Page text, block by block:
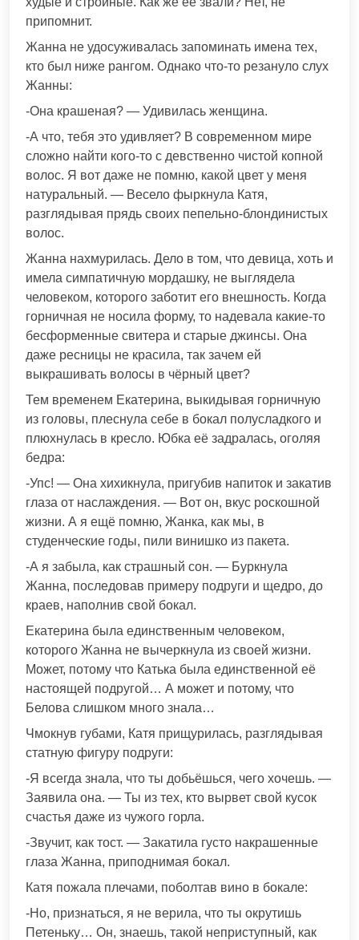
припомнит.
Жанна не удосуживалась запоминать имена тех,
кто был ниже рангом. Однако что-то резануло слух
Жанны:
-Она крашеная? — Удивилась женщина.
-А что, тебя это удивляет? В современном мире
сложно найти кого-то с девственно чистой копной
волос. Я вот даже не помню, какой цвет у меня
натуральный. — Весело фыркнула Катя,
разглядывая прядь своих пепельно-блондинистых
волос.
Жанна нахмурилась. Дело в том, что девица, хоть и
имела симпатичную мордашку, не выглядела
человеком, которого заботит его внешность. Когда
горничная не носила форму, то надевала какие-то
бесформенные свитера и старые джинсы. Она
даже ресницы не красила, так зачем ей
выкрашивать волосы в чёрный цвет?
Тем временем Екатерина, выкидывая горничную
из головы, плеснула себе в бокал полусладкого и
плюхнулась в кресло. Юбка её задралась, оголяя
бедра:
-Упс! — Она хихикнула, пригубив напиток и закатив
глаза от наслаждения. — Вот он, вкус роскошной
жизни. А я ещё помню, Жанка, как мы, в
студенческие годы, пили винишко из пакета.
-А я забыла, как страшный сон. — Буркнула
Жанна, последовав примеру подруги и щедро, до
краев, наполнив свой бокал.
Екатерина была единственным человеком,
которого Жанна не вычеркнула из своей жизни.
Может, потому что Катька была единственной её
настоящей подругой… А может и потому, что
Белова слишком много знала…
Чмокнув губами, Катя прищурилась, разглядывая
статную фигуру подруги:
-Я всегда знала, что ты добьёшься, чего хочешь. —
Заявила она. — Ты из тех, кто вырвет свой кусок
счастья даже из чужого горла.
-Звучит, как тост. — Закатила густо накрашенные
глаза Жанна, приподнимая бокал.
Катя пожала плечами, поболтав вино в бокале:
-Но, признаться, я не верила, что ты окрутишь
Петеньку… Он, знаешь, такой неприступный, как